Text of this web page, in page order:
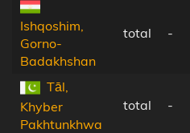
Ishqoshim,
Gorno-
Badakhshan
total -
Tāl,
Khyber
Pakhtunkhwa
total -